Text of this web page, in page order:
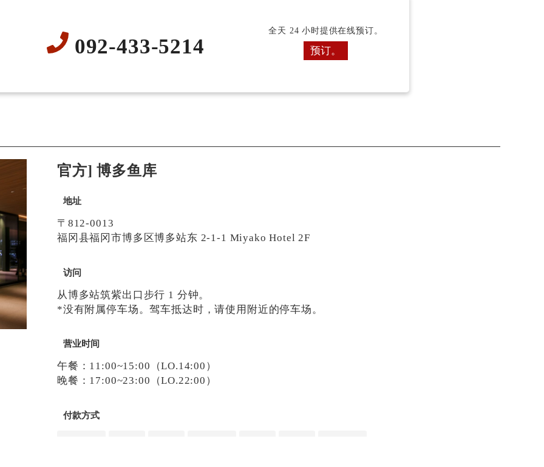
092-433-5214
全天 24 小时提供在线预订。
预订。
官方] 博多鱼库
地址
〒812-0013
福冈县福冈市博多区博多站东 2-1-1 Miyako Hotel 2F
访问
从博多站筑紫出口步行 1 分钟。
*没有附属停车场。驾车抵达时，请使用附近的停车场。
营业时间
午餐：11:00~15:00（LO.14:00）
晚餐：17:00~23:00（LO.22:00）
付款方式